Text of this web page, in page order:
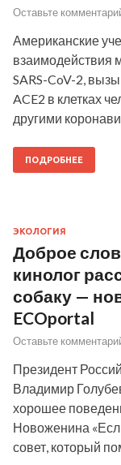
Оставьте
Американские
взаимодействия
SARS-CoV-2,
ACE2 в клетках
другими
ПОДРОБНЕЕ
ЭКОЛОГИЯ
Доброе
кинолог
собаку —
ECOportal
Оставьте
Президент
Владимир
хорошее
Новоженина
совет, который